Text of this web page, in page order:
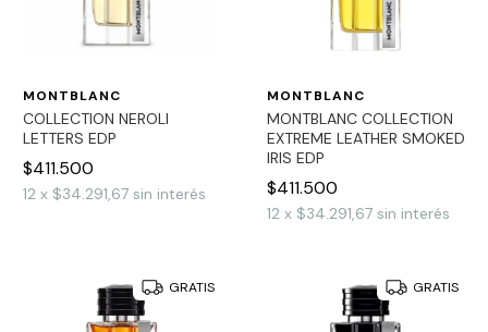
MONTBLANC
COLLECTION NEROLI
LETTERS EDP
$411.500
12 x $34.291,67 sin interés
MONTBLANC
MONTBLANC COLLECTION
EXTREME LEATHER SMOKED
IRIS EDP
$411.500
12 x $34.291,67 sin interés
GRATIS GRATIS